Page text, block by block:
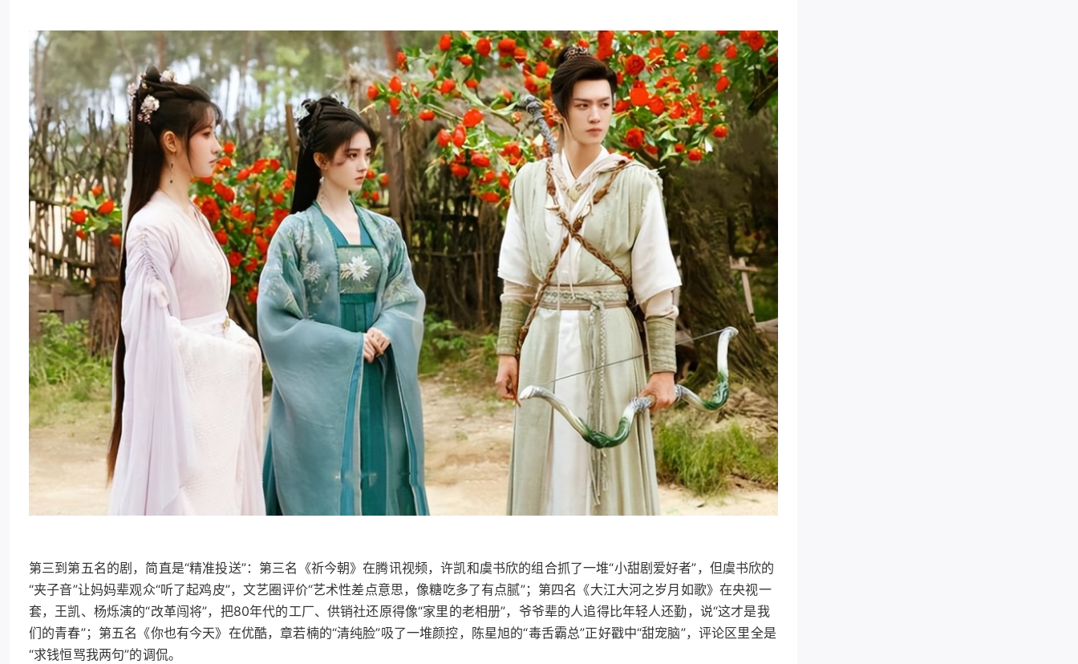
第三到第五名的剧，简直是“精准投送”：第三名《祈今朝》在腾讯视频，许凯和虞书欣的组合抓了一堆“小甜剧爱好者”，但虞书欣的
“夹子音”让妈妈辈观众“听了起鸡皮”，文艺圈评价“艺术性差点意思，像糖吃多了有点腻”；第四名《大江大河之岁月如歌》在央视一
套，王凯、杨烁演的“改革闯将”，把80年代的工厂、供销社还原得像“家里的老相册”，爷爷辈的人追得比年轻人还勤，说“这才是我
们的青春”；第五名《你也有今天》在优酷，章若楠的“清纯脸”吸了一堆颜控，陈星旭的“毒舌霸总”正好戳中“甜宠脑”，评论区里全是
“求钱恒骂我两句”的调侃。